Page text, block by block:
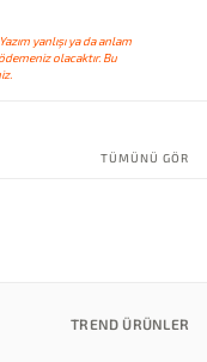
yanlışı ya da anlam
olacaktır. Bu
TÜMÜNÜ GÖR
TREND ÜRÜNLER